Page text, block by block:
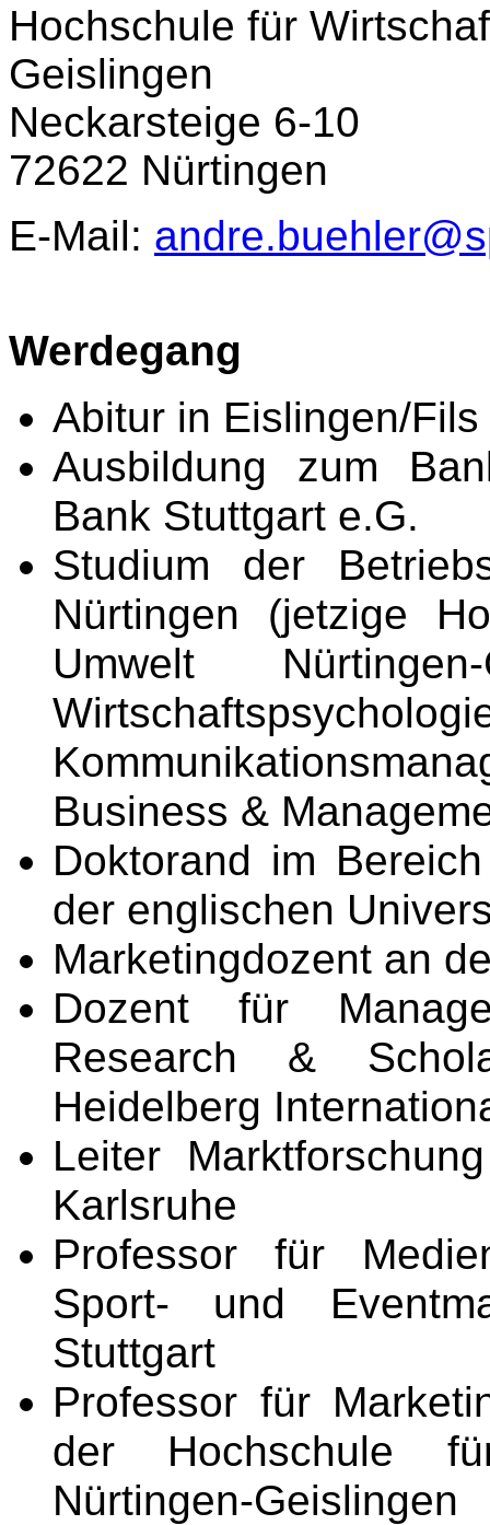
Hochschule für
Geislingen
Neckarsteige 6-10
72622 Nürtingen
E-Mail:
Werdegang
Abitur in Eislingen/Fils
Ausbildung zum
Bank Stuttgart e.G.
Studium der
Nürtingen (jetzige
Umwelt
Business &
Doktorand im
der englischen
Marketingdozent an
Dozent für
Research &
Heidelberg
Leiter
Karlsruhe
Professor für
Sport- und
Stuttgart
Professor für
der Hochschule
Nürtingen-Geislingen